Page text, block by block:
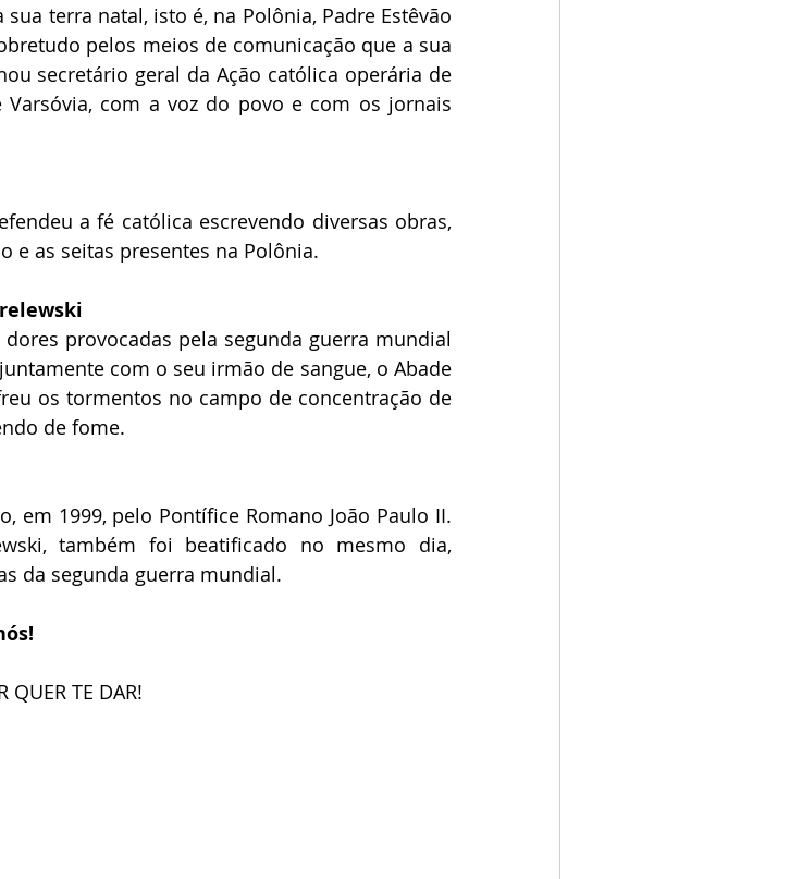
terra natal, isto é, na Polônia, Padre Estêvão
pelos meios de comunicação que a sua
secretário geral da Ação católica operária de
com a voz do povo e com os jornais
a fé católica escrevendo diversas obras,
as seitas presentes na Polônia.
provocadas pela segunda guerra mundial
com o seu irmão de sangue, o Abade
os tormentos no campo de concentração de
de fome.
em 1999, pelo Pontífice Romano João Paulo II.
também foi beatificado no mesmo dia,
da segunda guerra mundial.
QUER TE DAR!